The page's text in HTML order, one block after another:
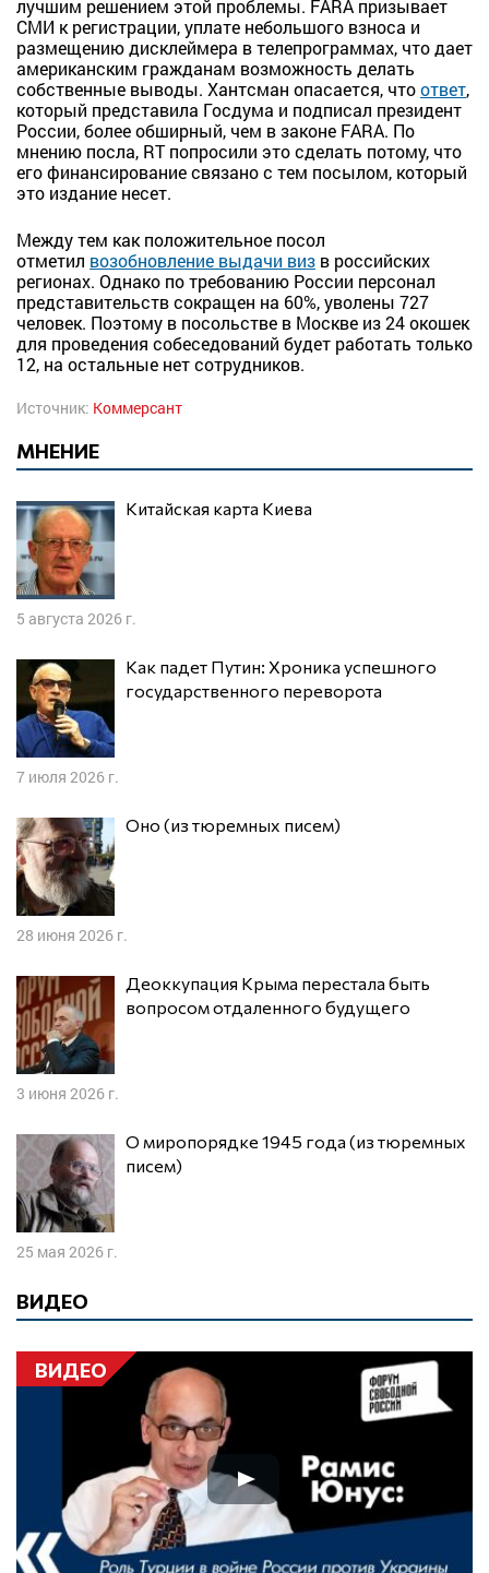
лучшим решением этой проблемы. FARA призывает
СМИ к регистрации, уплате небольшого взноса и
размещению дисклеймера в телепрограммах, что дает
американским гражданам возможность делать
собственные выводы. Хантсман опасается, чтоответ,
который представила Госдума и подписал президент
России, более обширный, чем в законе FARA. По
мнению посла, RT попросили это сделать потому, что
его финансирование связано с тем посылом, который
это издание несет.
Между тем как положительное посол
отметил возобновление выдачи виз в российских
регионах. Однако по требованию России персонал
представительств сокращен на 60%, уволены 727
человек. Поэтому в посольстве в Москве из 24 окошек
для проведения собеседований будет работать только
12, на остальные нет сотрудников.
Источник: Коммерсант
МНЕНИЕ
Китайская карта Киева
5 августа 2026 г.
Как падет Путин: Хроника успешного
государственного переворота
7 июля 2026 г.
Оно (из тюремных писем)
28 июня 2026 г.
Деоккупация Крыма перестала быть
вопросом отдаленного будущего
3 июня 2026 г.
О миропорядке 1945 года (из тюремных
писем)
25 мая 2026 г.
ВИДЕО
ВИДЕО